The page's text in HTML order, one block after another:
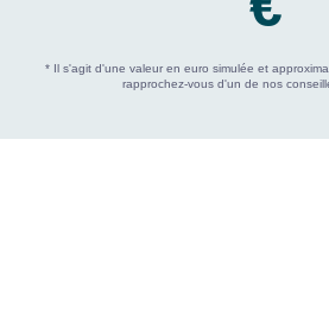
* Il s'agit d'une valeur en euro simulée et
rapprochez-vous d'un de nos